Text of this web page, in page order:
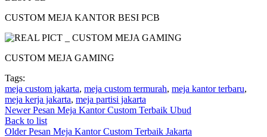
CUSTOM MEJA KANTOR BESI PCB
CUSTOM MEJA GAMING
Tags:
meja custom jakarta, meja custom termurah, meja kantor terbaru,
meja kerja jakarta, meja partisi jakarta
Newer Pesan Meja Kantor Custom Terbaik Ubud
Back to list
Older Pesan Meja Kantor Custom Terbaik Jakarta